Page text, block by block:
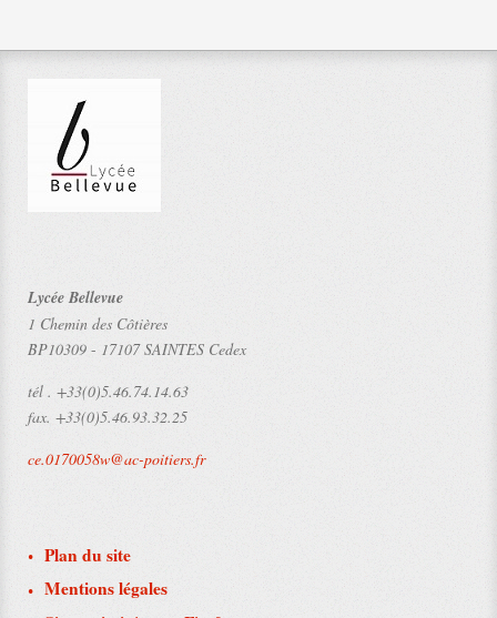
Lycée Bellevue
1 Chemin des Côtières
BP10309 - 17107 SAINTES Cedex
tél . +33(0)5.46.74.14.63
fax. +33(0)5.46.93.32.25
ce.0170058w@ac-poitiers.fr
Plan du site
Mentions légales